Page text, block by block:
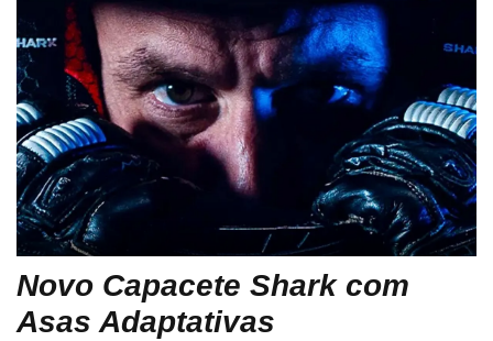
Novo Capacete Shark com
Asas Adaptativas